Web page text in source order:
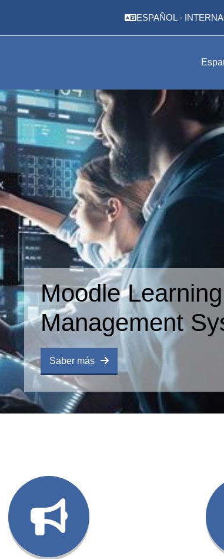
ESPAÑOL -
Learning
System
más